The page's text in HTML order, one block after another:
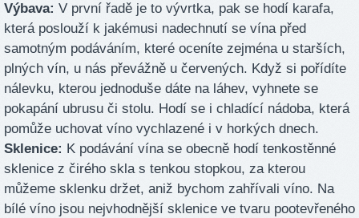
Výbava: V první řadě je to vývrtka, pak se hodí karafa,
která poslouží k jakémusi nadechnutí se vína před
samotným podáváním, které oceníte zejména u starších,
plných vín, u nás převážně u červených. Když si pořídíte
nálevku, kterou jednoduše dáte na láhev, vyhnete se
pokapání ubrusu či stolu. Hodí se i chladící nádoba, která
pomůže uchovat víno vychlazené i v horkých dnech.
Sklenice: K podávání vína se obecně hodí tenkostěnné
sklenice z čirého skla s tenkou stopkou, za kterou
můžeme sklenku držet, aniž bychom zahřívali víno. Na
bílé víno jsou nejvhodnější sklenice ve tvaru pootevřeného